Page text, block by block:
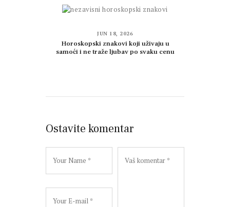
JUN 18, 2026
Horoskopski znakovi koji uživaju u
samoći i ne traže ljubav po svaku cenu
Ostavite komentar